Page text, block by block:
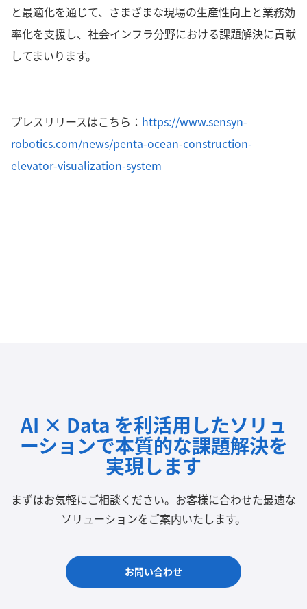
と最適化を通じて、さまざまな現場の生産性向上と業務効
率化を支援し、社会インフラ分野における課題解決に貢献
してまいります。
プレスリリースはこちら： https://www.sensyn-
robotics.com/news/penta-ocean-construction-
elevator-visualization-system
AI × Data を利活用したソリュ
ーションで本質的な課題解決を
実現します
まずはお気軽にご相談ください。 お客様に合わせた最適な
ソリューションをご案内いたします。
お問い合わせ